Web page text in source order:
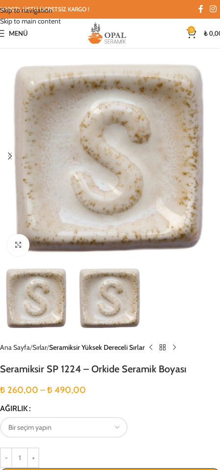
Skip to navigation
Skip to main content
3000TL ÜSTÜ ÜCRETSİZ KARGO !
MENÜ 0 ₺
Büyütmek için tıklayın
Ana Sayfa Sırlar Seramiksir Yüksek Dereceli Sırlar
Seramiksir SP 1224 – Orkide Seramik Boyası
₺ 260,00 –₺ 490,00
AĞIRLIK